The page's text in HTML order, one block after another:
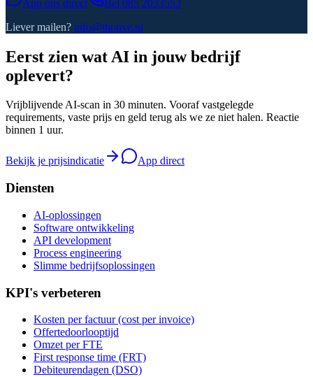
App ons direct Bel 085 2033553
Liever mailen? info@thraive.nl
Eerst zien wat AI in jouw bedrijf
oplevert?
Vrijblijvende AI-scan in 30 minuten. Vooraf vastgelegde
requirements, vaste prijs en geld terug als we ze niet halen. Reactie
binnen 1 uur.
Bekijk je prijsindicatie App direct
Diensten
AI-oplossingen
Software ontwikkeling
API development
Process engineering
Slimme bedrijfsoplossingen
KPI's verbeteren
Kosten per factuur (cost per invoice)
Offertedoorlooptijd
Omzet per FTE
First response time (FRT)
Debiteurendagen (DSO)